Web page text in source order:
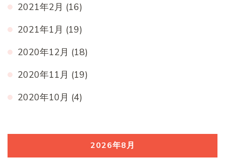
2021年2月 (16)
2021年1月 (19)
2020年12月 (18)
2020年11月 (19)
2020年10月 (4)
2026年8月